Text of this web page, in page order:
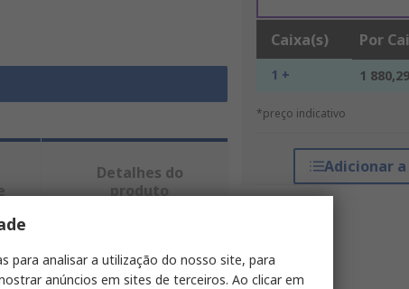
Caixa(s) Por
1 + 1
*preço indicativo
Adicionar
Detalhes do
produto
para analisar a utilização do nosso site, para
anúncios em sites de terceiros. Ao clicar em